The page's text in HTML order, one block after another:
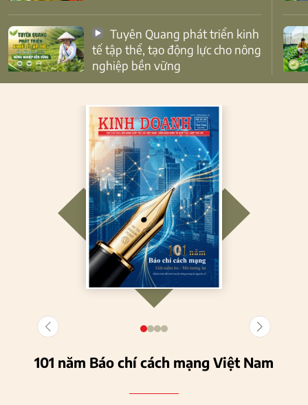
tế tập thể, tạo động lực cho nông
nghiệp bền vững
101 năm Báo chí cách mạng Việt Nam